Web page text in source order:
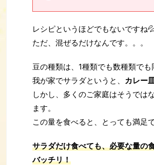
レシピというほどでもないですね
ただ、混ぜるだけなんです。。。
豆の種類は、1種類でも数種類でも
我が家でサラダというと、 カレー
しかし、多くのご家庭はそうでは
ます。
この量を食べると、とっても満足
サラダだけ食べても、必要な量の
バッチリ！